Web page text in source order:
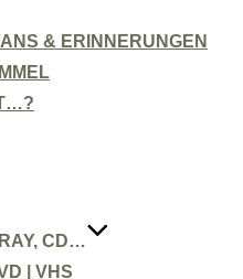
& ERINNERUNGEN
CD…
| VHS